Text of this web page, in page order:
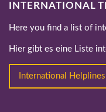
INTERNATIONAL
Here you find a list of
Hier gibt es eine Liste
International Helplines